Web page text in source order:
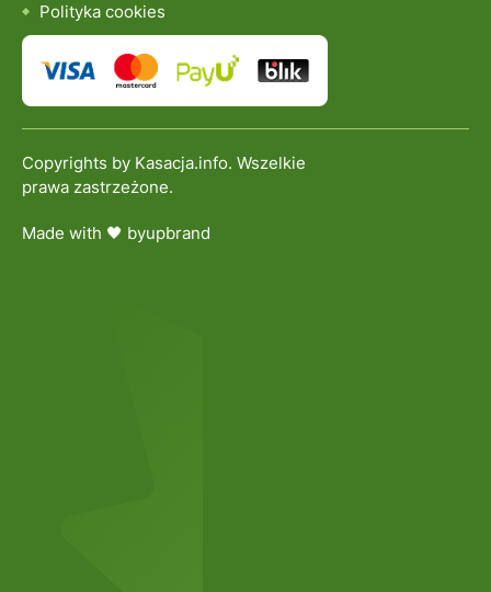
Polityka cookies
Copyrights by Kasacja.info. Wszelkie
prawa zastrzeżone.
Made with 🖤 byupbrand